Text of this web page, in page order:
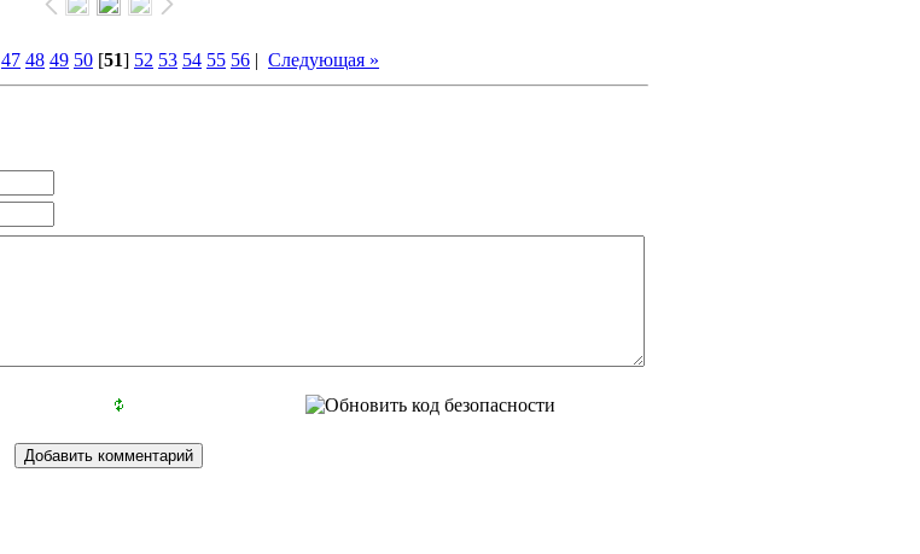
47 48 49 50 [51] 52 53 54 55 56 | Следующая »